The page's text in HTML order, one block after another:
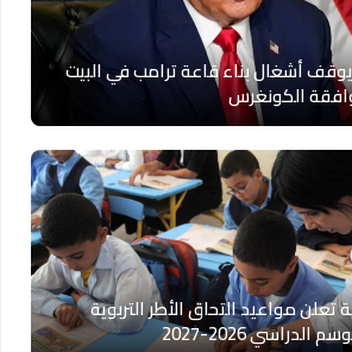
أشغال بناء قاعة ترامب في البيت
الكونغرس
تعلن مواعيد التحاق الأطر التربوية
2026-2027